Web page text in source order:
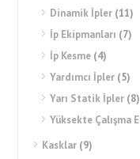
Dinamik İpler (11)
İp Ekipmanları (7)
İp Kesme (4)
Yardımcı İpler (5)
Yarı Statik İpler (8)
Yüksekte Çalışma
Kasklar (9)